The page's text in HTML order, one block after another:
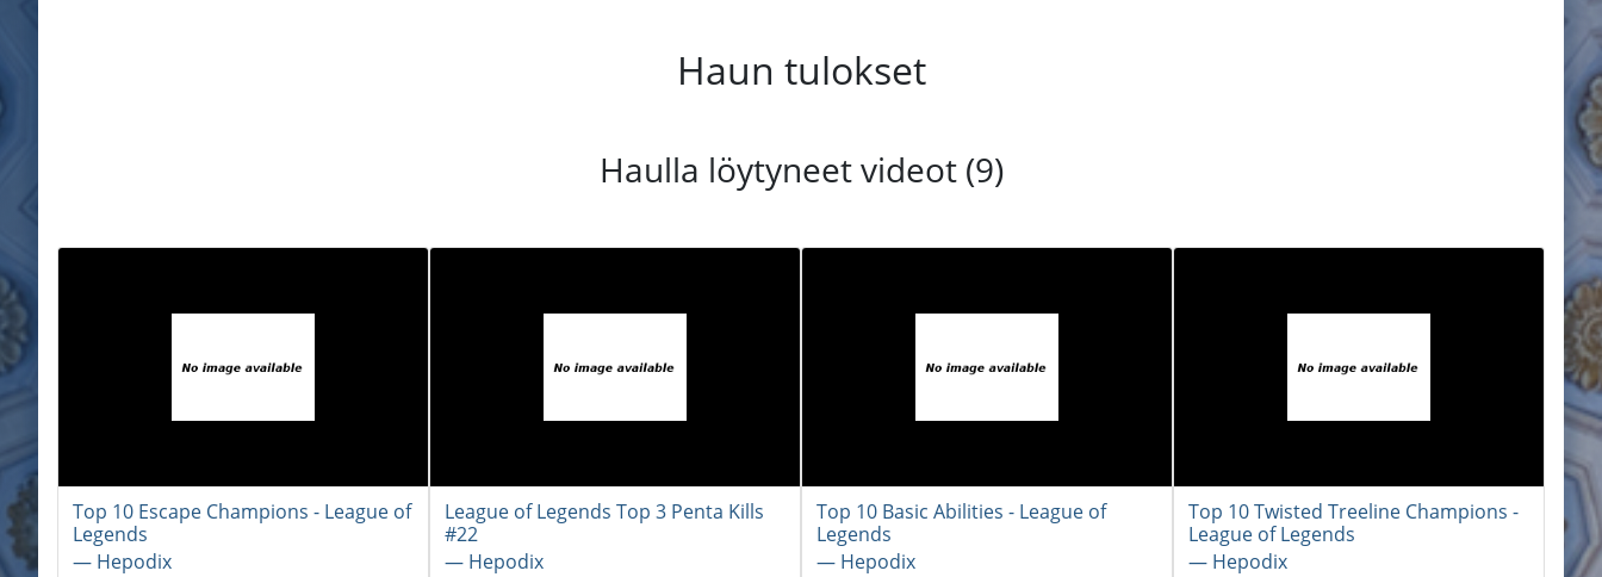
Haun tulokset
Haulla löytyneet videot (9)
Top 10 Escape Champions - League of
Legends
― Hepodix
League of Legends Top 3 Penta Kills
#22
― Hepodix
Top 10 Basic Abilities - League of
Legends
― Hepodix
Top 10 Twisted Treeline Champions -
League of Legends
― Hepodix